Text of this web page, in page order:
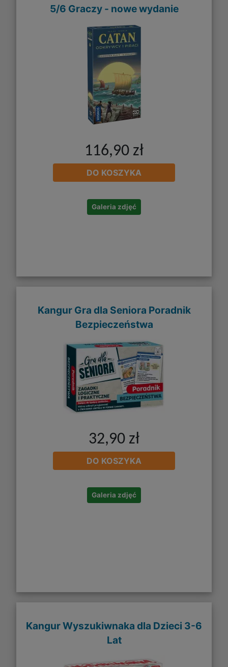
5/6 Graczy - nowe wydanie
116,90 zł
DO KOSZYKA
Galeria zdjęć
Kangur Gra dla Seniora Poradnik
Bezpieczeństwa
32,90 zł
DO KOSZYKA
Galeria zdjęć
Kangur Wyszukiwnaka dla Dzieci 3-6
Lat